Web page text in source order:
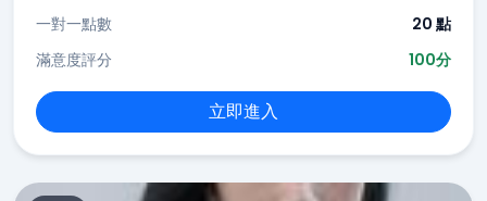
一對一點數
20 點
滿意度評分
100分
立即進入